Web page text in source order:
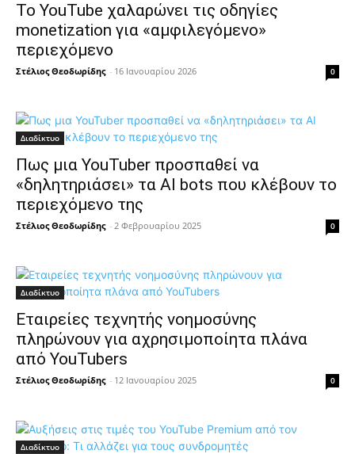
Το YouTube χαλαρώνει τις οδηγίες
monetization για «αμφιλεγόμενο»
περιεχόμενο
Στέλιος Θεοδωρίδης - 16 Ιανουαρίου 2026 0
Διαδίκτυο
Πως μια YouTuber προσπαθεί να
«δηλητηριάσει» τα AI bots που κλέβουν το
περιεχόμενο της
Στέλιος Θεοδωρίδης - 2 Φεβρουαρίου 2025 0
Διαδίκτυο
Εταιρείες τεχνητής νοημοσύνης
πληρώνουν για αχρησιμοποίητα πλάνα
από YouTubers
Στέλιος Θεοδωρίδης - 12 Ιανουαρίου 2025 0
Διαδίκτυο